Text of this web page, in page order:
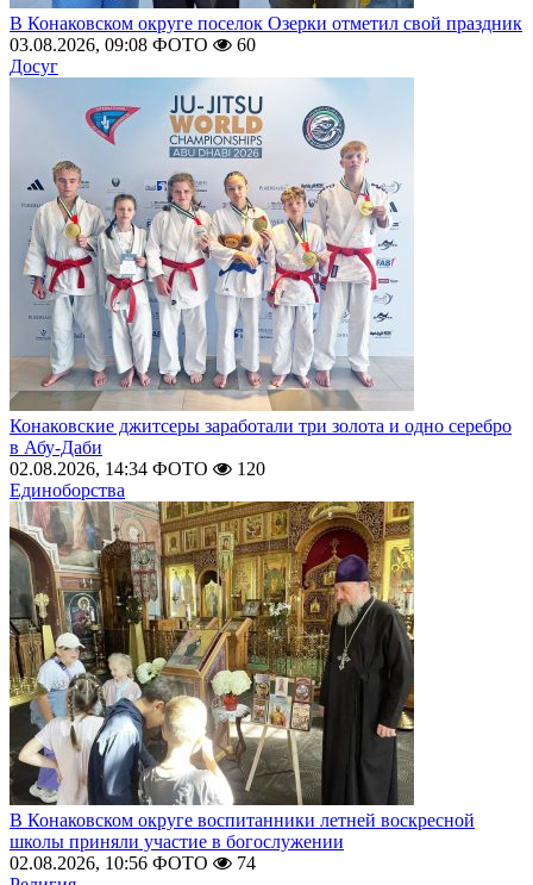
В Конаковском округе поселок Озерки отметил свой праздник
03.08.2026, 09:08 ФОТО
60
Досуг
Конаковские джитсеры заработали три золота и одно серебро
в Абу-Даби
02.08.2026, 14:34 ФОТО
120
Единоборства
В Конаковском округе воспитанники летней воскресной
школы приняли участие в богослужении
02.08.2026, 10:56 ФОТО
74